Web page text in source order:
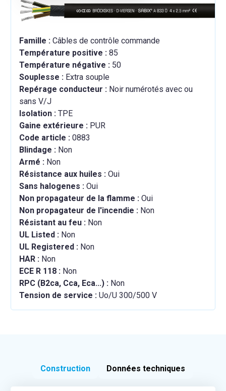
Famille : Câbles de contrôle commande
Température positive : 85
Température négative : 50
Souplesse : Extra souple
Repérage conducteur : Noir numérotés avec ou
sans V/J
Isolation : TPE
Gaine extérieure : PUR
Code article : 0883
Blindage : Non
Armé : Non
Résistance aux huiles : Oui
Sans halogenes : Oui
Non propagateur de la flamme : Oui
Non propagateur de l'incendie : Non
Résistant au feu : Non
UL Listed : Non
UL Registered : Non
HAR : Non
ECE R 118 : Non
RPC (B2ca, Cca, Eca...) : Non
Tension de service : Uo/U 300/500 V
Construction Données techniques